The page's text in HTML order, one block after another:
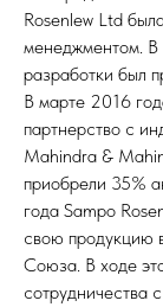
Rosenlew Ltd
менеджментом. В
разработки был
В марте 2016
партнерство с
Mahindra &
приобрели 35%
года Sampo
свою продукцию
Союза. В ходе
сотрудничества